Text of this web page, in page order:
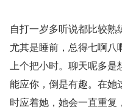
自打一岁多听说都比较熟
尤其是睡前，总得七啊
上个把小时。聊天呢多是
能应你，倒是有趣。在她
时应着她，她会一直重